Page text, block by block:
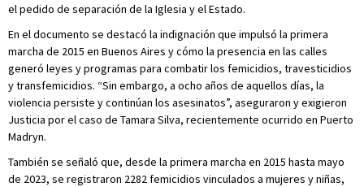
el pedido de separación de la Iglesia y el Estado.
En el documento se destacó la indignación que impulsó la primera
marcha de 2015 en Buenos Aires y cómo la presencia en las calles
generó leyes y programas para combatir los femicidios, travesticidios
y transfemicidios. “Sin embargo, a ocho años de aquellos días, la
violencia persiste y continúan los asesinatos”, aseguraron y exigieron
Justicia por el caso de Tamara Silva, recientemente ocurrido en Puerto
Madryn.
También se señaló que, desde la primera marcha en 2015 hasta mayo
de 2023, se registraron 2282 femicidios vinculados a mujeres y niñas,